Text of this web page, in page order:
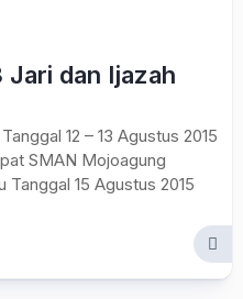
Jari dan Ijazah
12 – 13 Agustus 2015
SMAN Mojoagung
15 Agustus 2015